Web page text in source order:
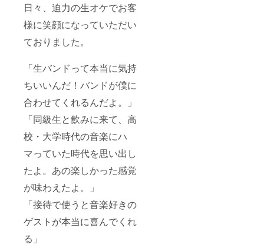
日々、迫力の生オケでお客
様に笑顔になっていただい
ておりました。
「生バンドって本当に気持
ちいいんだ！バンドが僕に
合わせてくれるんだよ。」
「同級生と飲みに来て、高
校・大学時代の音楽にハ
マっていた時代を思い出し
たよ。あの楽しかった感覚
が味わえたよ。」
「接待で使うと音楽好きの
ゲストが本当に喜んでくれ
る」